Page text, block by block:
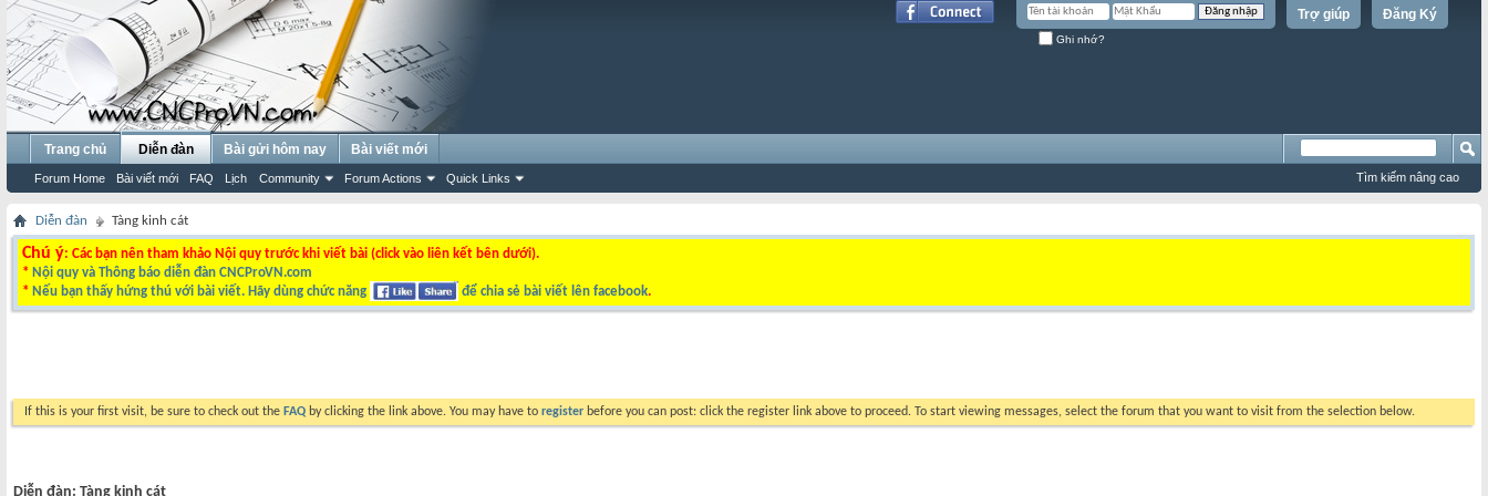
Đăng Ký
Trợ giúp
Ghi nhớ?
Trang chủ Diễn đàn
Forum Home Bài viết mới FAQ Lịch Community Forum Actions Quick Links
Bài gửi hôm nay Bài viết mới
Tìm kiếm nâng cao
Diễn đàn Tàng kinh cát
Chú ý: Các bạn nên tham khảo Nội quy trước khi viết bài (click vào liên kết bên dưới).
* Nội quy và Thông báo diễn đàn CNCProVN.com
* Nếu bạn thấy hứng thú với bài viết. Hãy dùng chức năng để chia sẻ bài viết lên facebook.
If this is your first visit, be sure to check out the FAQ by clicking the link above. You may have to register before you can post: click the register link above to proceed. To start viewing messages, select the forum that you want to visit from the selection below.
Diễn đàn: Tàng kinh cát